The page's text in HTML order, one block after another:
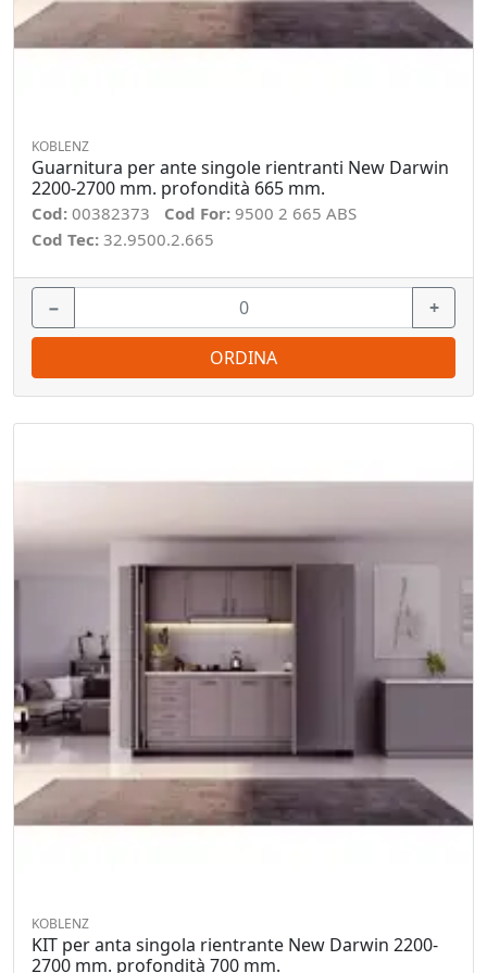
KOBLENZ
Guarnitura per ante singole rientranti New Darwin
2200-2700 mm. profondità 665 mm.
Cod: 00382373 Cod For: 9500 2 665 ABS
Cod Tec: 32.9500.2.665
− +
ORDINA
KOBLENZ
KIT per anta singola rientrante New Darwin 2200-
2700 mm. profondità 700 mm.